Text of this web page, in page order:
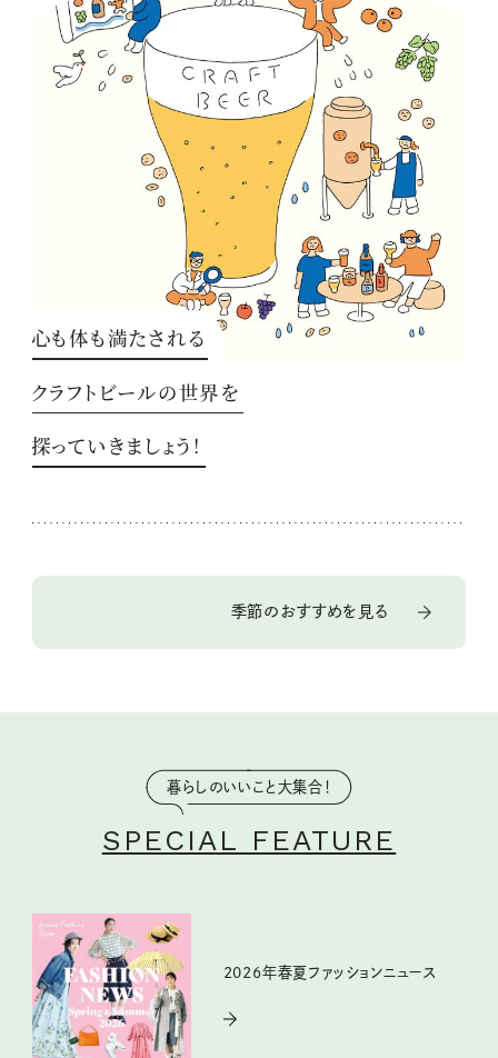
心も体も満たされる
クラフトビールの世界を
探っていきましょう！
季節のおすすめを見る
暮らしのいいこと大集合！
SPECIAL FEATURE
2026年春夏ファッションニュース